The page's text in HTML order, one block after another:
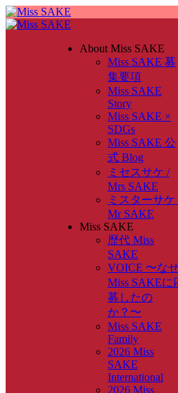
About Miss SAKE
Miss SAKE 募
集要項
Miss SAKE
Story
Miss SAKE ×
SDGs
Miss SAKE 公
式 Blog
ミセスサケ /
Mrs SAKE
ミスターサケ
Mr SAKE
Miss SAKE
歴代 Miss
SAKE
VOICE 〜な
Miss SAKEに
募したの
か？〜
Miss SAKE
Family
2026 Miss
SAKE
International
2026 Miss